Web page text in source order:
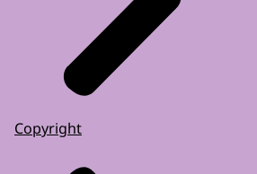
Copyright